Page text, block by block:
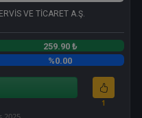
VE TİCARET A.Ş.
259.90 ₺
%0.00
1